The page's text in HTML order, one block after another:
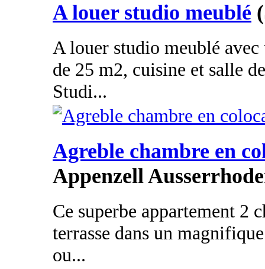
A louer studio meublé
A louer studio meublé
de 25 m2, cuisine et salle
Studi...
Agreble chambre en
Appenzell
Ce superbe appartement 2
terrasse dans un
ou...